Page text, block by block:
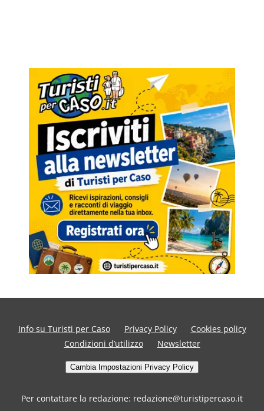
Info su Turisti per Caso Privacy Policy
Cookies policy
Condizioni d’utilizzo
Newsletter
Cambia Impostazioni Privacy Policy
Per contattare la redazione: redazione@turistipercaso.it